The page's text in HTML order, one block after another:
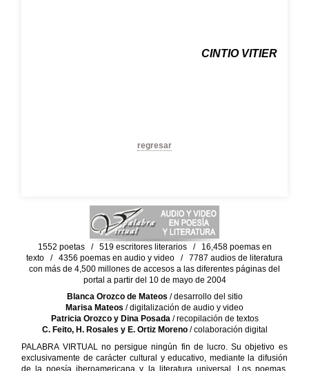
CINTIO VITIER
regresar
1552 poetas / 519 escritores literarios / 16,458 poemas en
texto / 4356 poemas en audio y video / 7787 audios de literatura
con más de 4,500 millones de accesos a las diferentes páginas del
portal a partir del 10 de mayo de 2004
Blanca Orozco de Mateos / desarrollo del sitio
Marisa Mateos / digitalización de audio y video
Patricia Orozco y Dina Posada/ recopilación de textos
C. Feito, H. Rosales y E. Ortiz Moreno/ colaboración digital
PALABRA VIRTUAL no persigue ningún fin de lucro. Su objetivo es
exclusivamente de carácter cultural y educativo, mediante la difusión
de la poesía iberoamericana y la literatura universal. Los poemas,